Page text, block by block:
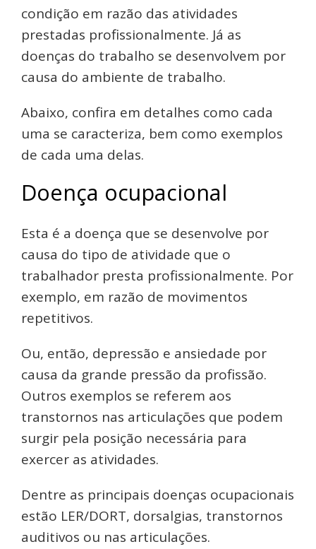
condição em razão das atividades
prestadas profissionalmente. Já as
doenças do trabalho se desenvolvem por
causa do ambiente de trabalho.
Abaixo, confira em detalhes como cada
uma se caracteriza, bem como exemplos
de cada uma delas.
Doença ocupacional
Esta é a doença que se desenvolve por
causa do tipo de atividade que o
trabalhador presta profissionalmente. Por
exemplo, em razão de movimentos
repetitivos.
Ou, então, depressão e ansiedade por
causa da grande pressão da profissão.
Outros exemplos se referem aos
transtornos nas articulações que podem
surgir pela posição necessária para
exercer as atividades.
Dentre as principais doenças ocupacionais
estão LER/DORT, dorsalgias, transtornos
auditivos ou nas articulações.